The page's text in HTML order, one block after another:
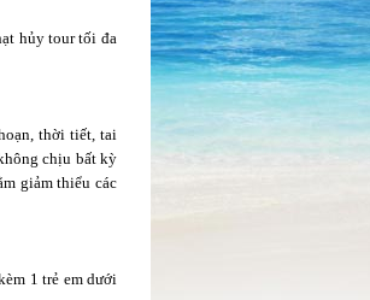
hủy tour tối đa
thời tiết, tai
chịu bất kỳ
giảm thiểu các
1 trẻ em dưới